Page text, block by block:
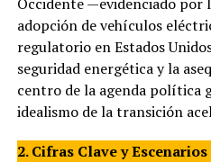
adopción de vehículos
regulatorio en Estados
seguridad energética y la
centro de la agenda política
idealismo de la transición
2. Cifras Clave y